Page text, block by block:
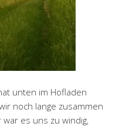
unten im Hofladen
noch lange zusammen
es uns zu windig,